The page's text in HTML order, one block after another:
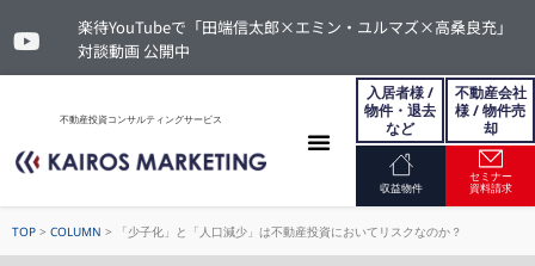
楽待YouTubeで「田端信太郎×エミン・ユルマズ×高桑良充」
対談動画 公開中
不動産投資コンサルティングサービス
入居者様 /
物件・退去
など
不動産会社
様 / 物件売
却
収益物件
セミナー
資料請求
TOP > COLUMN > 「少子化」と「人口減少」は不動産投資においてリスクなのか？